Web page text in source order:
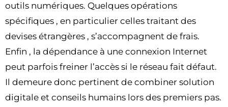
outils numériques. Quelques opérations
spécifiques , en particulier celles traitant des
devises étrangères , s’accompagnent de frais.
Enfin , la dépendance à une connexion Internet
peut parfois freiner l’accès si le réseau fait défaut.
Il demeure donc pertinent de combiner solution
digitale et conseils humains lors des premiers pas.